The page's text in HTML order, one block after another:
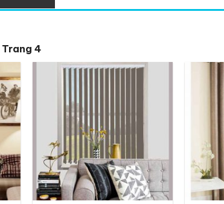
Trang 4